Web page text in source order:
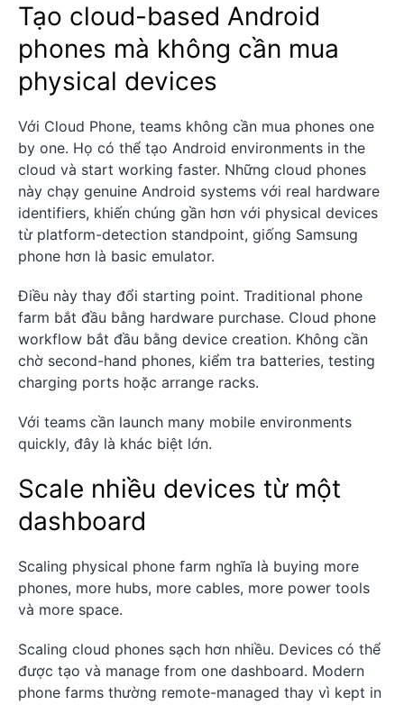
Tạo cloud-based Android
phones mà không cần mua
physical devices
Với Cloud Phone, teams không cần mua phones one
by one. Họ có thể tạo Android environments in the
cloud và start working faster. Những cloud phones
này chạy genuine Android systems với real hardware
identifiers, khiến chúng gần hơn với physical devices
từ platform-detection standpoint, giống Samsung
phone hơn là basic emulator.
Điều này thay đổi starting point. Traditional phone
farm bắt đầu bằng hardware purchase. Cloud phone
workflow bắt đầu bằng device creation. Không cần
chờ second-hand phones, kiểm tra batteries, testing
charging ports hoặc arrange racks.
Với teams cần launch many mobile environments
quickly, đây là khác biệt lớn.
Scale nhiều devices từ một
dashboard
Scaling physical phone farm nghĩa là buying more
phones, more hubs, more cables, more power tools
và more space.
Scaling cloud phones sạch hơn nhiều. Devices có thể
được tạo và manage from one dashboard. Modern
phone farms thường remote-managed thay vì kept in